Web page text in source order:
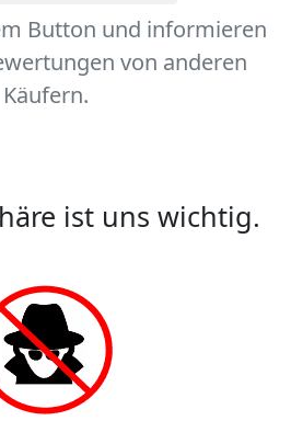
Button und informieren
von anderen
Käufern.
ist uns wichtig.